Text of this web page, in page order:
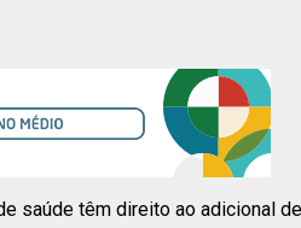
saúde têm direito ao adicional de